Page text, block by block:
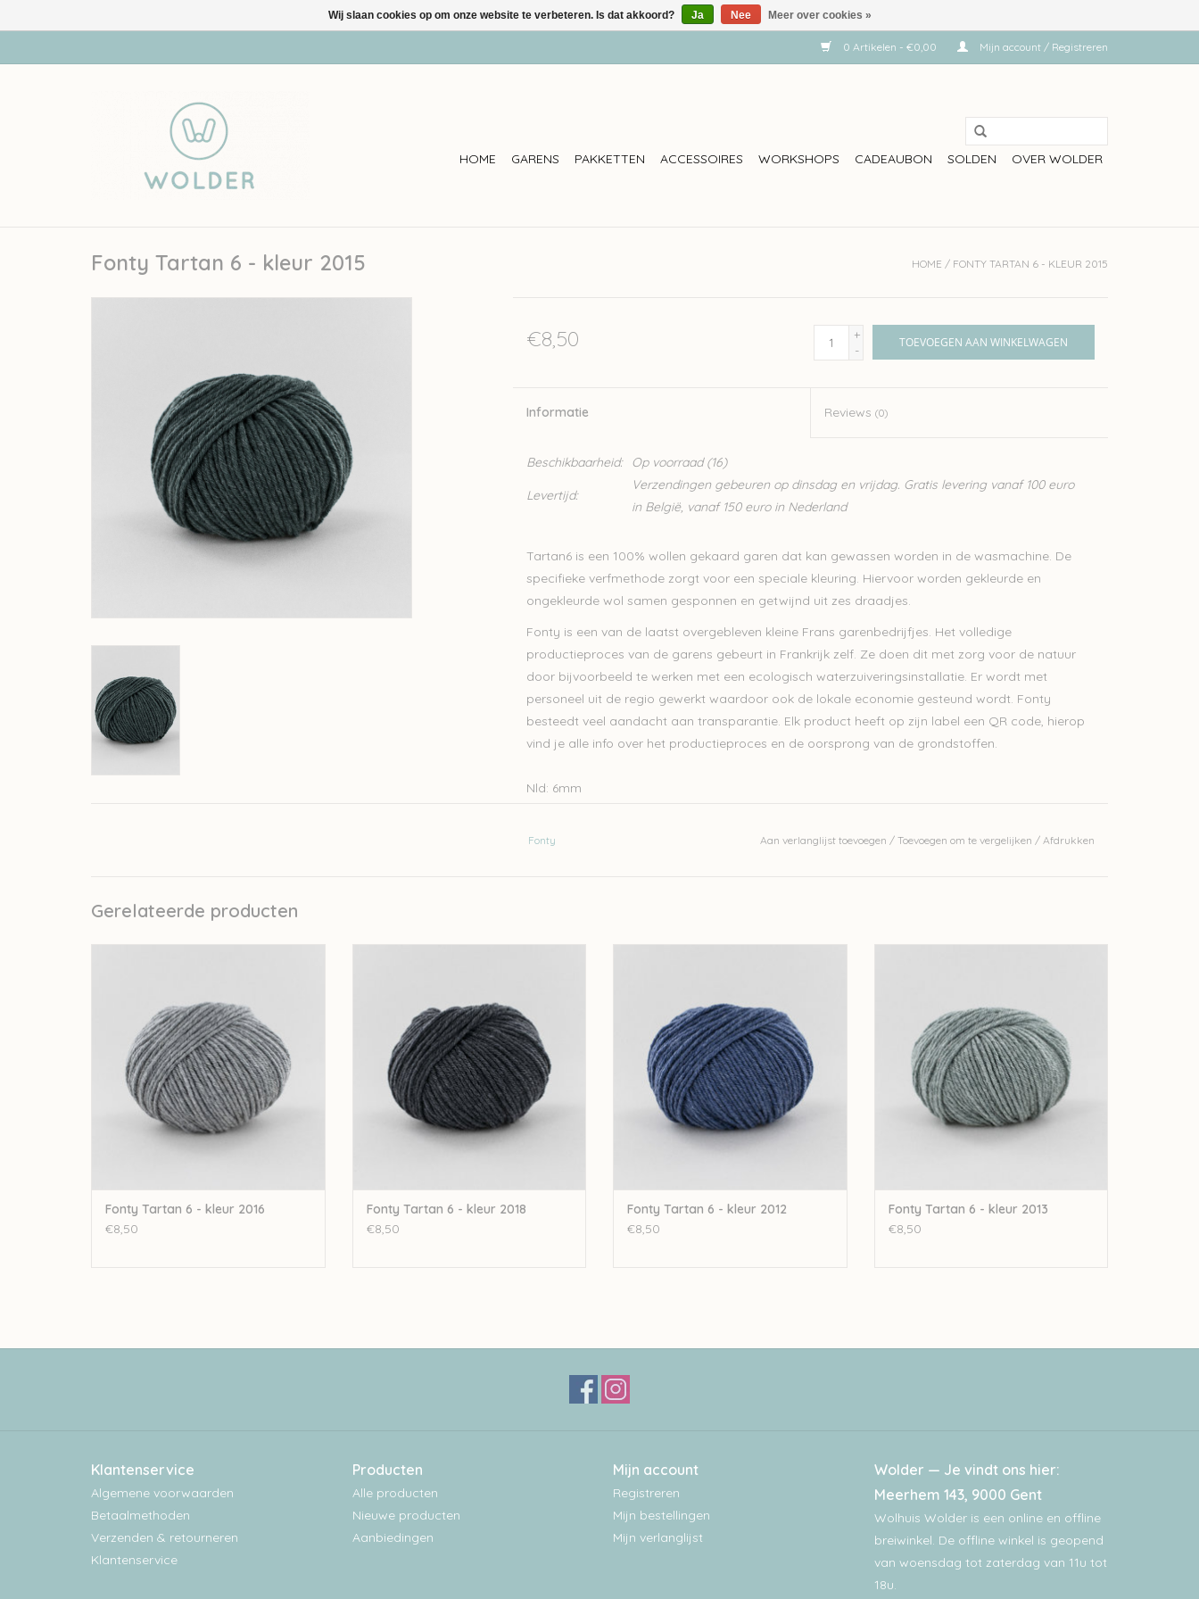
0 Artikelen - €0,00 Mijn account / Registreren
HOME GARENS PAKKETTEN ACCESSOIRES WORKSHOPS CADEAUBON SOLDEN OVER WOLDER
Fonty Tartan 6 - kleur 2015 HOME / FONTY TARTAN 6 - KLEUR 2015
€8,50
+
-
TOEVOEGEN AAN WINKELWAGEN
Informatie Reviews(0)
Beschikbaarheid: Op voorraad(16)
Levertijd:
Verzendingen gebeuren op dinsdag en vrijdag. Gratis levering vanaf 100 euro
in België, vanaf 150 euro in Nederland
Tartan6 is een 100% wollen gekaard garen dat kan gewassen worden in de wasmachine. De
specifieke verfmethode zorgt voor een speciale kleuring. Hiervoor worden gekleurde en
ongekleurde wol samen gesponnen en getwijnd uit zes draadjes.
Fonty is een van de laatst overgebleven kleine Frans garenbedrijfjes. Het volledige
productieproces van de garens gebeurt in Frankrijk zelf. Ze doen dit met zorg voor de natuur
door bijvoorbeeld te werken met een ecologisch waterzuiveringsinstallatie. Er wordt met
personeel uit de regio gewerkt waardoor ook de lokale economie gesteund wordt. Fonty
besteedt veel aandacht aan transparantie. Elk product heeft op zijn label een QR code, hierop
vind je alle info over het productieproces en de oorsprong van de grondstoffen.
Nld: 6mm
Fonty Aan verlanglijst toevoegen / Toevoegen om te vergelijken / Afdrukken
Gerelateerde producten
Fonty Tartan 6 - kleur 2016
€8,50
Fonty Tartan 6 - kleur 2018
€8,50
Fonty Tartan 6 - kleur 2012
€8,50
Fonty Tartan 6 - kleur 2013
€8,50
Klantenservice
Algemene voorwaarden
Betaalmethoden
Verzenden & retourneren
Klantenservice
Producten
Alle producten
Nieuwe producten
Aanbiedingen
Mijn account
Registreren
Mijn bestellingen
Mijn verlanglijst
Wolder — Je vindt ons hier:
Meerhem 143, 9000 Gent
Wolhuis Wolder is een online en offline
breiwinkel. De offline winkel is geopend
van woensdag tot zaterdag van 11u tot
18u.
Wij slaan cookies op om onze website te verbeteren. Is dat akkoord? Ja Nee Meer over cookies »